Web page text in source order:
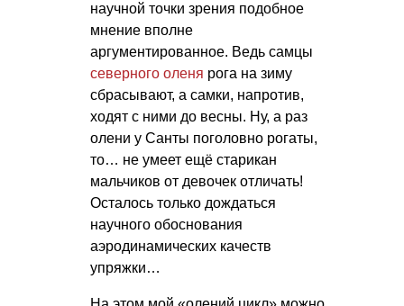
научной точки зрения подобное
мнение вполне
аргументированное. Ведь самцы
северного оленя рога на зиму
сбрасывают, а самки, напротив,
ходят с ними до весны. Ну, а раз
олени у Санты поголовно рогаты,
то… не умеет ещё старикан
мальчиков от девочек отличать!
Осталось только дождаться
научного обоснования
аэродинамических качеств
упряжки…